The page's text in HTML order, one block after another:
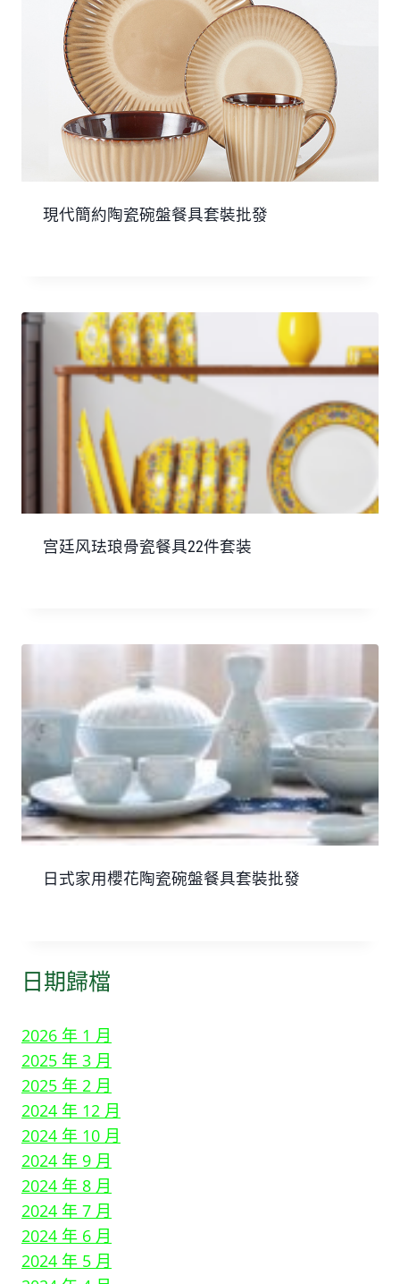
現代簡約陶瓷碗盤餐具套裝批發
宫廷风珐琅骨瓷餐具22件套装
日式家用櫻花陶瓷碗盤餐具套裝批發
日期歸檔
2026 年 1 月
2025 年 3 月
2025 年 2 月
2024 年 12 月
2024 年 10 月
2024 年 9 月
2024 年 8 月
2024 年 7 月
2024 年 6 月
2024 年 5 月